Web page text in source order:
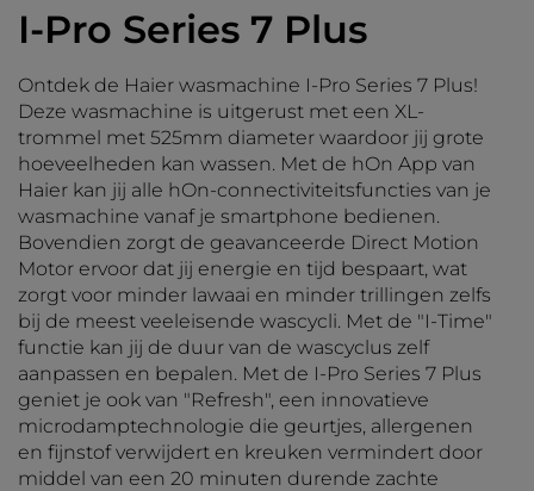
I-Pro Series 7 Plus
Ontdek de Haier wasmachine I-Pro Series 7 Plus!
Deze wasmachine is uitgerust met een XL-
trommel met 525mm diameter waardoor jij grote
hoeveelheden kan wassen. Met de hOn App van
Haier kan jij alle hOn-connectiviteitsfuncties van je
wasmachine vanaf je smartphone bedienen.
Bovendien zorgt de geavanceerde Direct Motion
Motor ervoor dat jij energie en tijd bespaart, wat
zorgt voor minder lawaai en minder trillingen zelfs
bij de meest veeleisende wascycli. Met de "I-Time"
functie kan jij de duur van de wascyclus zelf
aanpassen en bepalen. Met de I-Pro Series 7 Plus
geniet je ook van "Refresh", een innovatieve
microdamptechnologie die geurtjes, allergenen
en fijnstof verwijdert en kreuken vermindert door
middel van een 20 minuten durende zachte